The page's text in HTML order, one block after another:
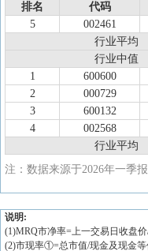
排名 代码
5
002461
行业平均
行业中值
1
600600
2
000729
3
600132
4
002568
行业平均
注：数据来源于2026年一季
说明:
(1)MRQ市净率=上一交易日收盘
(2)市现率①=总市值/现金及现金